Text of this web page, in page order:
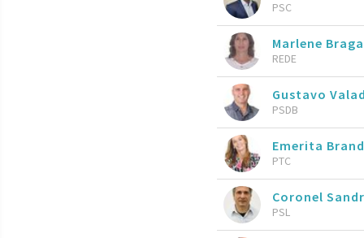
PSC
Marlene Braga
REDE
Gustavo
PSDB
Emerita
PTC
Coronel
PSL